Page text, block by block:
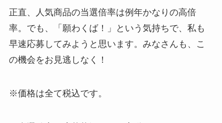
正直、人気商品の当選倍率は例年かなりの高倍
率。でも、「願わくば！」という気持ちで、私も
早速応募してみようと思います。みなさんも、こ
の機会をお見逃しなく！
※価格は全て税込です。